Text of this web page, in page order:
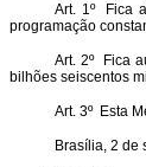
Art. 1º Fica
programação
Art. 2º Fica
bilhões seiscentos
Art. 3º Esta
Brasília, 2 de